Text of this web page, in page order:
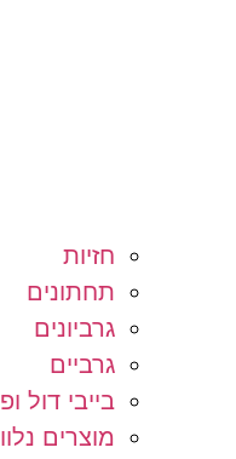
חזיות
תחתונים
גרביונים
גרביים
בייבי דול ופיג’מות
מוצרים נלווים